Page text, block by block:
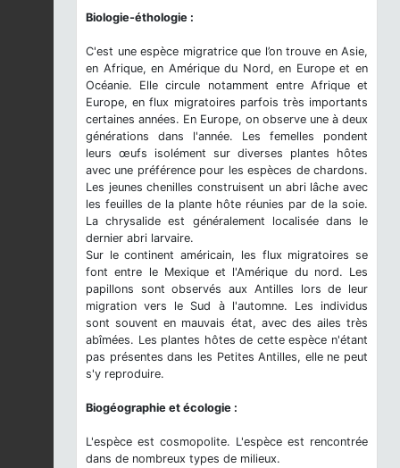
Biologie-éthologie :
C'est une espèce migratrice que l’on trouve en Asie,
en Afrique, en Amérique du Nord, en Europe et en
Océanie. Elle circule notamment entre Afrique et
Europe, en flux migratoires parfois très importants
certaines années. En Europe, on observe une à deux
générations dans l'année. Les femelles pondent
leurs œufs isolément sur diverses plantes hôtes
avec une préférence pour les espèces de chardons.
Les jeunes chenilles construisent un abri lâche avec
les feuilles de la plante hôte réunies par de la soie.
La chrysalide est généralement localisée dans le
dernier abri larvaire.
Sur le continent américain, les flux migratoires se
font entre le Mexique et l'Amérique du nord. Les
papillons sont observés aux Antilles lors de leur
migration vers le Sud à l'automne. Les individus
sont souvent en mauvais état, avec des ailes très
abîmées. Les plantes hôtes de cette espèce n'étant
pas présentes dans les Petites Antilles, elle ne peut
s'y reproduire.
Biogéographie et écologie :
L'espèce est cosmopolite. L'espèce est rencontrée
dans de nombreux types de milieux.